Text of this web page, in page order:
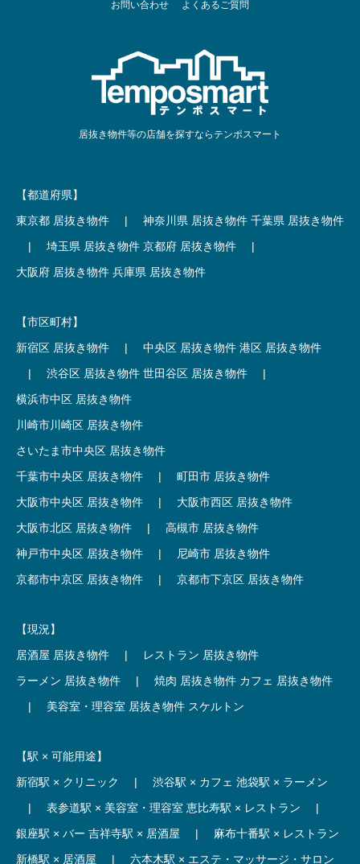
お問い合わせ
よくあるご質問
居抜き物件等の店舗を探すならテンポスマート
【都道府県】
東京都 居抜き物件
| 神奈川県 居抜き物件 千葉県 居抜き物件
|
埼玉県 居抜き物件 京都府 居抜き物件
|
大阪府 居抜き物件 兵庫県 居抜き物件
【市区町村】
新宿区 居抜き物件
| 中央区 居抜き物件 港区 居抜き物件
|
渋谷区 居抜き物件 世田谷区 居抜き物件
|
横浜市中区 居抜き物件
川崎市川崎区 居抜き物件
さいたま市中央区 居抜き物件
千葉市中央区 居抜き物件
|
町田市 居抜き物件
大阪市中央区 居抜き物件
|
大阪市西区 居抜き物件
大阪市北区 居抜き物件
|
高槻市 居抜き物件
神戸市中央区 居抜き物件
|
尼崎市 居抜き物件
京都市中京区 居抜き物件
| 京都市下京区 居抜き物件
【現況】
居酒屋 居抜き物件
|
レストラン 居抜き物件
ラーメン 居抜き物件
| 焼肉 居抜き物件 カフェ 居抜き物件
|
美容室・理容室 居抜き物件 スケルトン
【駅 × 可能用途】
新宿駅 × クリニック
| 渋谷駅 × カフェ 池袋駅 × ラーメン
|
表参道駅 × 美容室・理容室 恵比寿駅 × レストラン
|
銀座駅 × バー 吉祥寺駅 × 居酒屋 |
麻布十番駅 × レストラン
新橋駅 × 居酒屋
| 六本木駅 × エステ・マッサージ・サロン